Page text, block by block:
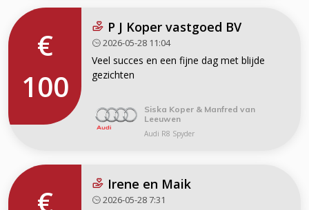
€
100
P J Koper vastgoed BV
2026-05-28 11:04
Veel succes en een fijne dag met blijde
gezichten
Siska Koper & Manfred van
Leeuwen
Audi R8 Spyder
€ Irene en Maik
2026-05-28 7:31